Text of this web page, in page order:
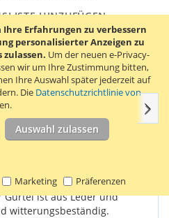
Erfahrungen zu verbessern
personalisierter Anzeigen zu
zulassen. Um der neuen e-Privacy-
wir um Ihre Zustimmung bitten,
Ihre Auswahl später jederzeit auf
Die Datenschutzrichtlinie von
Auswahl zulassen
Marketing Präferenzen
HINZUFÜGEN
mit Doppelhalterung. Die
Bewertungen
von ToolPack
griffbereit. Perfekt
Schreiner oder
ist aus Leder und
witterungsbeständig.